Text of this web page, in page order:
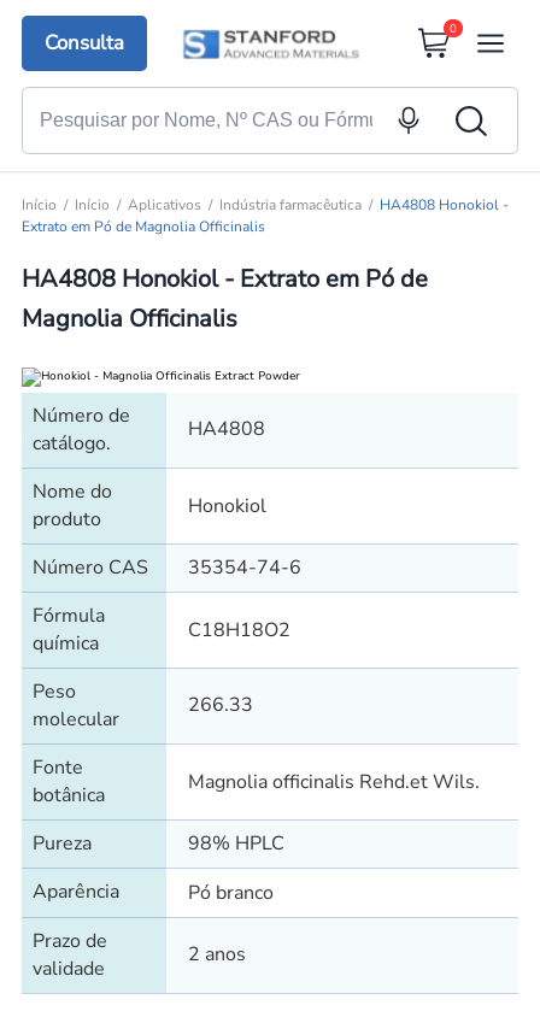
Consulta
0
Início Início Aplicativos Indústria farmacêutica
HA4808 Honokiol -
Extrato em Pó de Magnolia Officinalis
HA4808 Honokiol - Extrato em Pó de
Magnolia Officinalis
Número de
catálogo.
HA4808
Nome do
produto
Honokiol
Número CAS
35354-74-6
Fórmula
química
C18H18O2
Peso
molecular
266.33
Fonte
botânica
Magnolia officinalis Rehd.et Wils.
Pureza
98% HPLC
Aparência
Pó branco
Prazo de
validade
2 anos